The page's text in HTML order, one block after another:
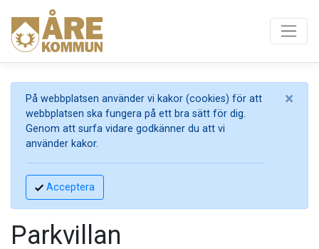
På webbplatsen använder vi kakor (cookies) för att
webbplatsen ska fungera på ett bra sätt för dig.
Genom att surfa vidare godkänner du att vi
använder kakor.
Acceptera
×
Parkvillan